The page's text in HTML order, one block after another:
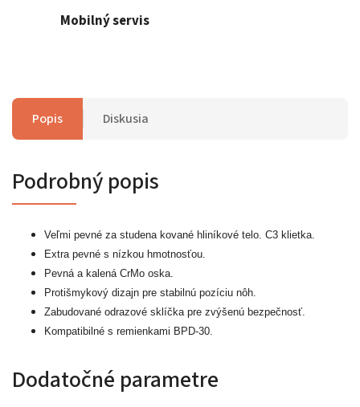
Mobilný servis
Popis Diskusia
Podrobný popis
Veľmi pevné za studena kované hliníkové telo. C3 klietka.
Extra pevné s nízkou hmotnosťou.
Pevná a kalená CrMo oska.
Protišmykový dizajn pre stabilnú pozíciu nôh.
Zabudované odrazové sklíčka pre zvýšenú bezpečnosť.
Kompatibilné s remienkami BPD-30.
Dodatočné parametre